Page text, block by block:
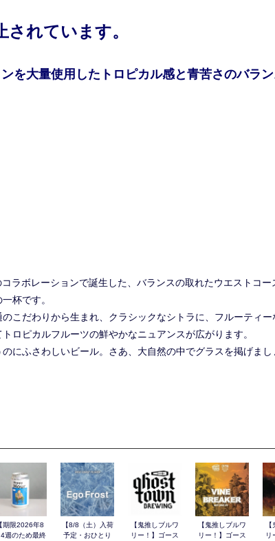
れています。
を大量使用したトロピカル感と青苦さのバラ
ラボレーションで誕生した、バランスの取れたウエストコ
杯です。
こだわりから生まれ、クラシックなシトラに、フルーティ
ロピカルフルーツの鮮やかなニュアンスが広がります。
にふさわしいビール。さあ、大自然の中でグラスを掲げまし
【期限2026年8
4週のため最終
【8/8（土）入荷
予定・おひとり
【鬼推しブルワ
リー！】ゴース
【鬼推しブルワ
リー！】ゴース
リ